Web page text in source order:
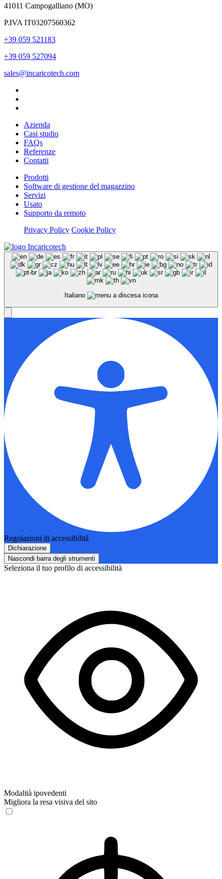
41011 Campogalliano (MO)
P.IVA IT03207560362
+39 059 521183
+39 059 527094
sales@incaricotech.com
Azienda
Casi studio
FAQs
Referenze
Contatti
Prodotti
Software di gestione del magazzino
Servizi
Usato
Supporto da remoto
Privacy Policy Cookie Policy
Italiano
Regolazioni di accessibilità
Dichiarazione
Nascondi barra degli strumenti
Seleziona il tuo profilo di accessibilità
Modalità ipovedenti
Migliora la resa visiva del sito